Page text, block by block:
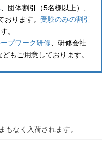
、団体割引（5名様以上）、
ります。 受験のみの割引
。
プワーク研修 、研修会社
もご用意しております。
もなく入荷されます。